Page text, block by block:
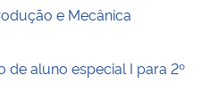
e Mecânica
aluno especial I para 2º